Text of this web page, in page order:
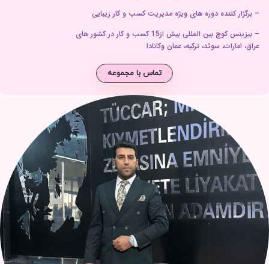
– برگزار کننده دوره های ویژه مدیریت کسب و کار زیبایی
– بیزینس کوچ بین المللی بیش از15 کسب و کار در کشور های
عراق، امارات، سوئد، ترکیه، عمان وکانادا
تماس با مجموعه